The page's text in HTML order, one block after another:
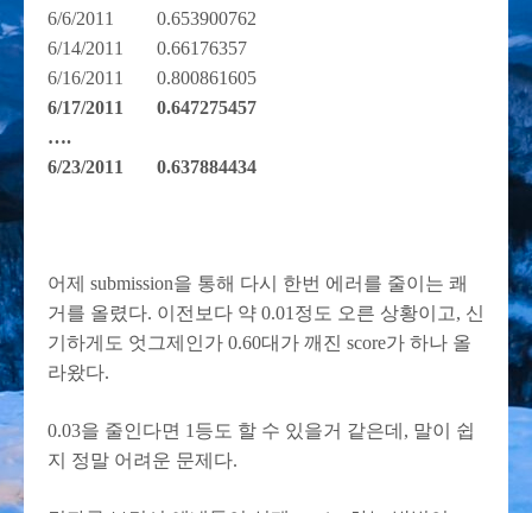
6/6/2011 0.653900762
6/14/2011 0.66176357
6/16/2011 0.800861605
6/17/2011 0.647275457
….
6/23/2011 0.637884434
어제 submission을 통해 다시 한번 에러를 줄이는 쾌
거를 올렸다. 이전보다 약 0.01정도 오른 상황이고, 신
기하게도 엇그제인가 0.60대가 깨진 score가 하나 올
라왔다.
0.03을 줄인다면 1등도 할 수 있을거 같은데, 말이 쉽
지 정말 어려운 문제다.